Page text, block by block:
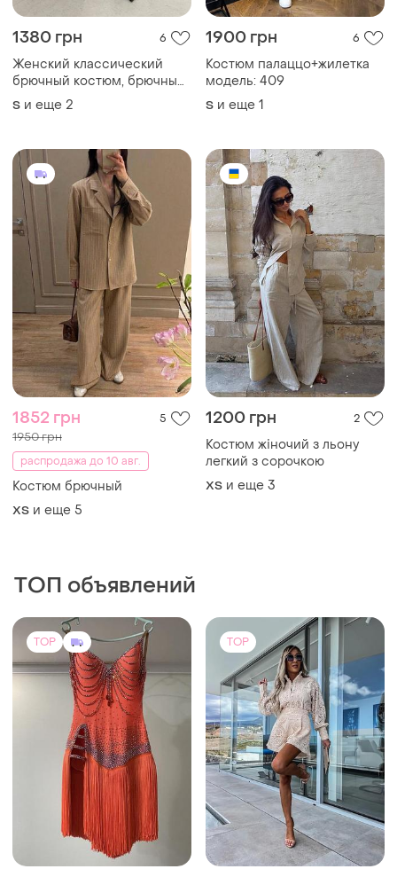
1380 грн 6
Женский классический
брючный костюм, брючный
костюм двойка
S и еще 2
1900 грн 6
Костюм палаццо+жилетка
модель: 409
S и еще 1
1852 грн 5
1950 грн
распродажа до 10 авг.
Костюм брючный
ХS и еще 5
1200 грн 2
Костюм жіночий з льону
легкий з сорочкою
ХS и еще 3
ТОП объявлений
TOP TOP